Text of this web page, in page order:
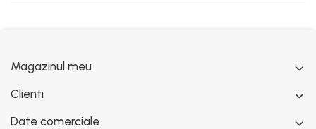
Magazinul meu
Clienti
Date comerciale